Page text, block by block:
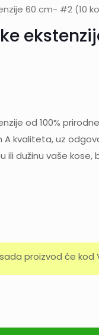
60 cm- #2 (10
od 100%
A kvaliteta, uz
ili dužinu vaše kose,
proizvod će kod